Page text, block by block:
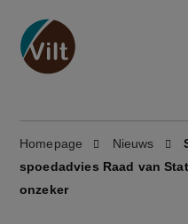
Homepage Nieuws
spoedadvies Raad van
onzeker